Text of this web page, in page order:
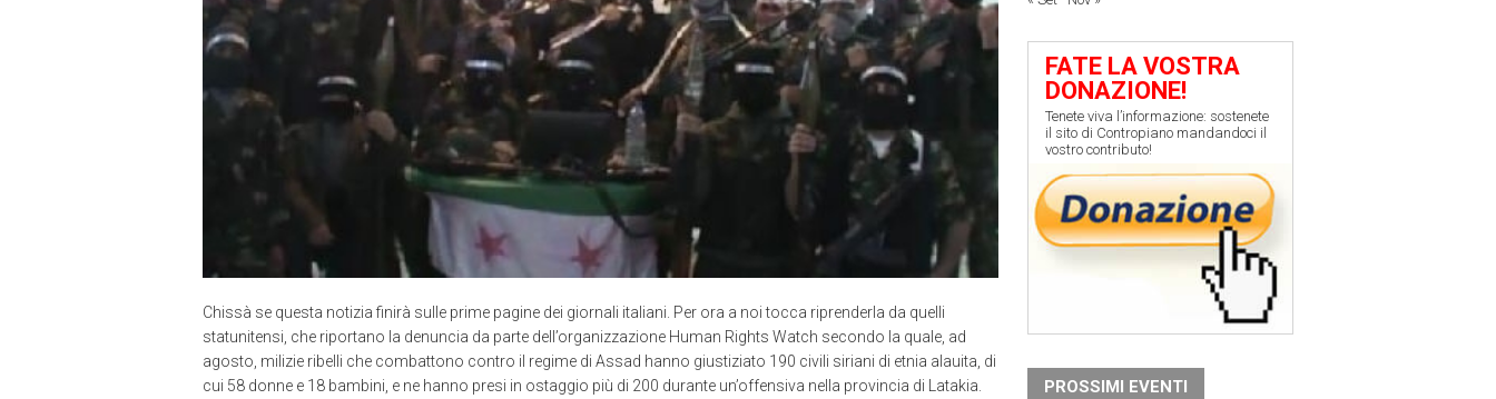
Chissà se questa notizia finirà sulle prime pagine dei giornali italiani. Per ora a noi tocca riprenderla da quelli
statunitensi, che riportano la denuncia da parte dell’organizzazione Human Rights Watch secondo la quale, ad
agosto, milizie ribelli che combattono contro il regime di Assad hanno giustiziato 190 civili siriani di etnia alauita, di
cui 58 donne e 18 bambini, e ne hanno presi in ostaggio più di 200 durante un’offensiva nella provincia di Latakia.
FATE LA VOSTRA
DONAZIONE!
Tenete viva l’informazione: sostenete
il sito di Contropiano mandandoci il
vostro contributo!
PROSSIMI EVENTI